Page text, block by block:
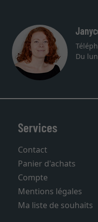
Du
Services
Contact
Panier d'achats
Compte
Mentions légales
Ma liste de souhaits